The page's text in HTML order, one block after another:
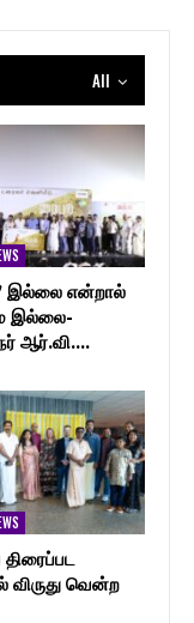
All
இல்லை என்றால்
இல்லை-
ஆர்.வி.…
விருது வென்ற